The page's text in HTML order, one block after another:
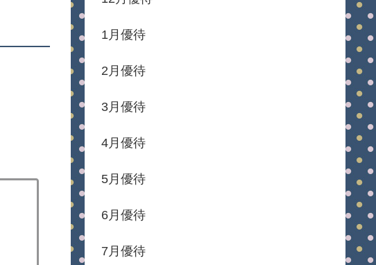
1月優待
2月優待
3月優待
4月優待
5月優待
6月優待
7月優待